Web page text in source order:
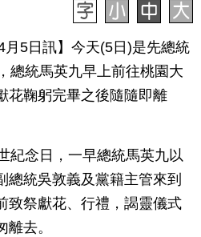
月5日訊】今天(5日)是先總統
總統馬英九早上前往桃園大
花鞠躬完畢之後隨隨即離
紀念日，一早總統馬英九以
總統吳敦義及黨籍主管來到
致祭獻花、行禮，謁靈儀式
去。